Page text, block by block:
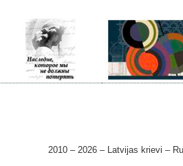
2010 – 2026 – Latvijas krievi –